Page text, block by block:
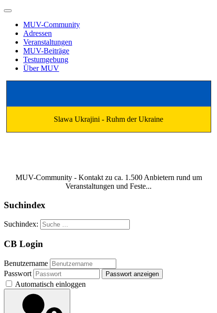
MUV-Community
Adressen
Veranstaltungen
MUV-Beiträge
Testumgebung
Über MUV
Slawa Ukrajini - Ruhm der Ukraine
MUV-Community - Kontakt zu ca. 1.500 Anbietern rund um
Veranstaltungen und Feste...
Suchindex
Suchindex:
CB Login
Benutzername
Passwort
Passwort anzeigen
Automatisch einloggen